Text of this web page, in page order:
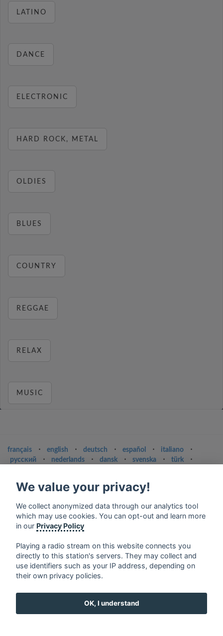
LATINO
DANCE
ELECTRONIC
HARD ROCK, METAL
OLDIES
BLUES
COUNTRY
REGGAE
RELAX
MUSIC
français ⋅ english ⋅ deutsch ⋅ español ⋅ italiano
⋅
русский
⋅ nederlands ⋅ dansk ⋅ svenska ⋅ türk
⋅
Contact us: contact@my-radios.com
Terms of service
Privacy Policy
We value your privacy!
We collect anonymized data through our analytics tool
which may use cookies. You can opt-out and learn more
in our Privacy Policy
Playing a radio stream on this website connects you
directly to this station's servers. They may collect and
use identifiers such as your IP address, depending on
their own privacy policies.
OK, I understand